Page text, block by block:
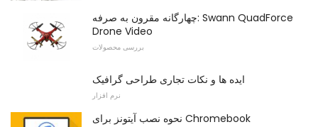
چهارگانه مقرون به صرفه: Swann QuadForce
Drone Video
بررسی محصولات
ایده ها و نکات تجاری طراحی گرافیک
نرم افزار
نحوه نصب آیتونز برای Chromebook